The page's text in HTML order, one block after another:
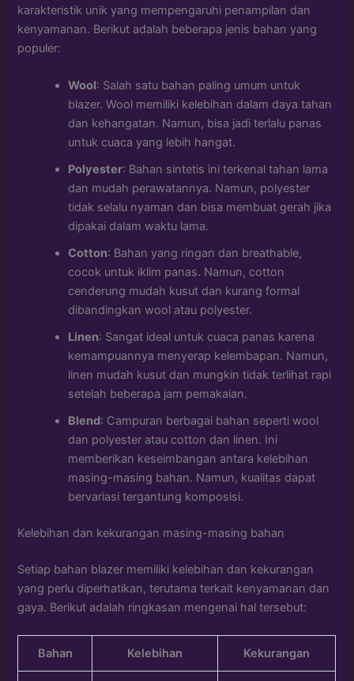
karakteristik unik yang mempengaruhi penampilan dan
kenyamanan. Berikut adalah beberapa jenis bahan yang
populer:
Wool: Salah satu bahan paling umum untuk
blazer. Wool memiliki kelebihan dalam daya tahan
dan kehangatan. Namun, bisa jadi terlalu panas
untuk cuaca yang lebih hangat.
Polyester: Bahan sintetis ini terkenal tahan lama
dan mudah perawatannya. Namun, polyester
tidak selalu nyaman dan bisa membuat gerah jika
dipakai dalam waktu lama.
Cotton: Bahan yang ringan dan breathable,
cocok untuk iklim panas. Namun, cotton
cenderung mudah kusut dan kurang formal
dibandingkan wool atau polyester.
Linen: Sangat ideal untuk cuaca panas karena
kemampuannya menyerap kelembapan. Namun,
linen mudah kusut dan mungkin tidak terlihat rapi
setelah beberapa jam pemakaian.
Blend: Campuran berbagai bahan seperti wool
dan polyester atau cotton dan linen. Ini
memberikan keseimbangan antara kelebihan
masing-masing bahan. Namun, kualitas dapat
bervariasi tergantung komposisi.
Kelebihan dan kekurangan masing-masing bahan
Setiap bahan blazer memiliki kelebihan dan kekurangan
yang perlu diperhatikan, terutama terkait kenyamanan dan
gaya. Berikut adalah ringkasan mengenai hal tersebut:
Bahan Kelebihan Kekurangan